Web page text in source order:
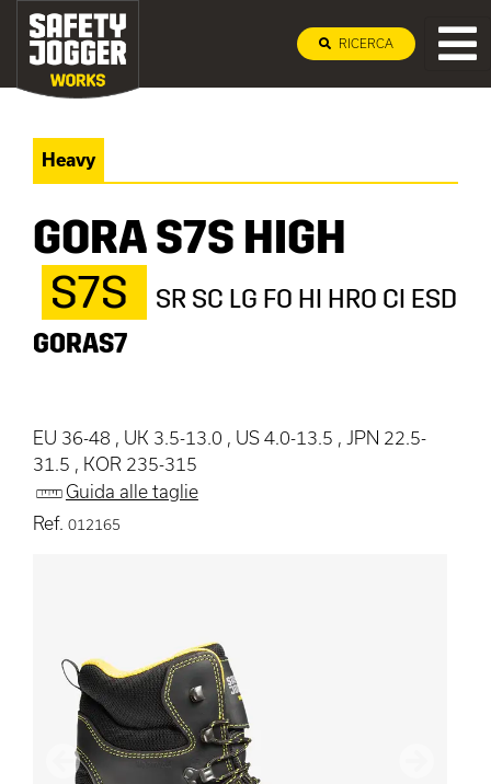
RICERCA
Heavy
GORA S7S HIGH
S7S
SR SC LG FO HI HRO CI ESD
GORAS7
EU 36-48 , UK 3.5-13.0 , US 4.0-13.5 , JPN 22.5-
31.5 , KOR 235-315
Guida alle taglie
Ref. 012165
Precedente